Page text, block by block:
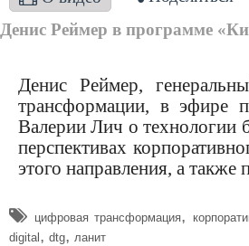
Денис Реймер в программе
Денис Реймер,
трансформации, в эфире
Валерии Лич о технологии
перспективах
этого направления, а
цифровая трансформация,
digital, dtg, ланит